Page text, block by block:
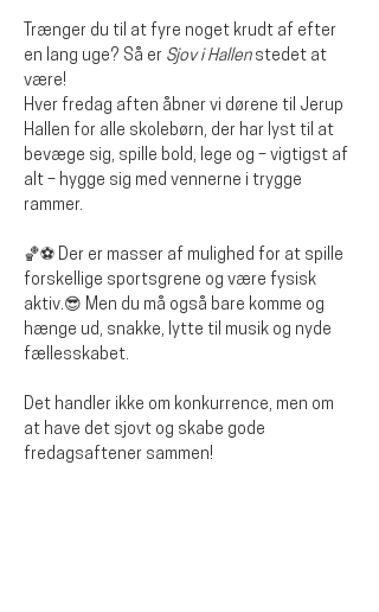
Trænger du til at fyre noget krudt af efter
en lang uge? Så er Sjov i Hallen stedet at
være!
Hver fredag aften åbner vi dørene til Jerup
Hallen for alle skolebørn, der har lyst til at
bevæge sig, spille bold, lege og – vigtigst af
alt – hygge sig med vennerne i trygge
rammer.
🏀⚽ Der er masser af mulighed for at spille
forskellige sportsgrene og være fysisk
aktiv.😎 Men du må også bare komme og
hænge ud, snakke, lytte til musik og nyde
fællesskabet.
Det handler ikke om konkurrence, men om
at have det sjovt og skabe gode
fredagsaftener sammen!